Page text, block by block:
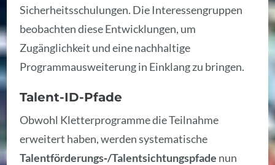
Sicherheitsschulungen. Die Interessengruppen
beobachten diese Entwicklungen, um
Zugänglichkeit und eine nachhaltige
Programmausweiterung in Einklang zu bringen.
Talent-ID-Pfade
Obwohl Kletterprogramme die Teilnahme
erweitert haben, werden systematische
Talentförderungs‑/Talentsichtungspfade nun